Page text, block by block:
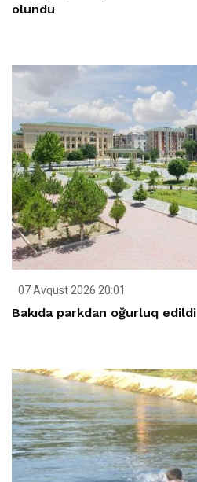
olundu
07 Avqust 2026 20:01
Bakıda parkdan oğurluq edildi